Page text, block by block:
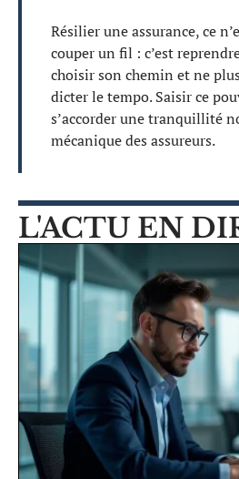
Résilier une assurance, ce
couper un fil : c’est
choisir son chemin et ne
dicter le tempo. Saisir ce
s’accorder une tranquillité
mécanique des assureurs.
L'ACTU EN